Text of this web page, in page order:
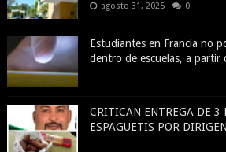
agosto 31, 2025 0
Estudiantes en Francia no
dentro de escuelas, a partir
CRITICAN ENTREGA DE 3
ESPAGUETIS POR